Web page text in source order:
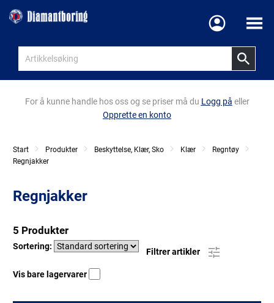
Meny
For å kunne handle hos oss og se priser må du Logg på eller
Opprette en konto
Start Produkter Beskyttelse, Klær, Sko Klær
Regntøy
Regnjakker
Regnjakker
5 Produkter
Sortering:
Filtrer artikler
Vis bare lagervarer